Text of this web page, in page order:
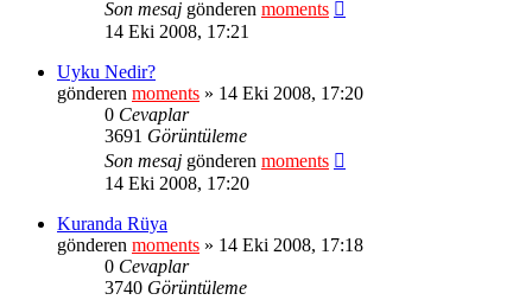
Son mesaj gönderen moments
14 Eki 2008, 17:21
Uyku Nedir?
gönderen moments » 14 Eki 2008, 17:20
0 Cevaplar
3691 Görüntüleme
Son mesaj gönderen moments
14 Eki 2008, 17:20
Kuranda Rüya
gönderen moments » 14 Eki 2008, 17:18
0 Cevaplar
3740 Görüntüleme